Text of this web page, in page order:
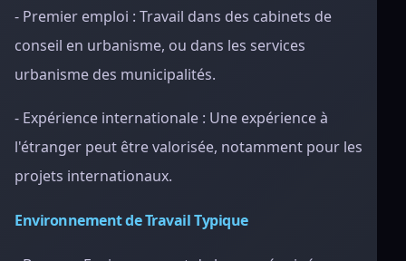
- Premier emploi : Travail dans des cabinets de
conseil en urbanisme, ou dans les services
urbanisme des municipalités.
- Expérience internationale : Une expérience à
l'étranger peut être valorisée, notamment pour les
projets internationaux.
Environnement de Travail Typique